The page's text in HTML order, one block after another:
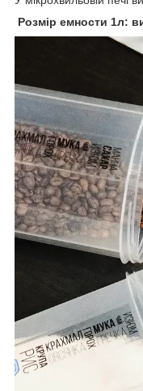
Розмір емности 1л: